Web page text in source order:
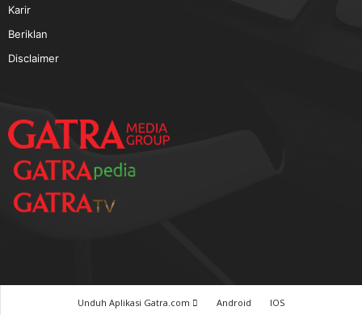
Karir
Beriklan
Disclaimer
Unduh Aplikasi Gatra.com Android IOS